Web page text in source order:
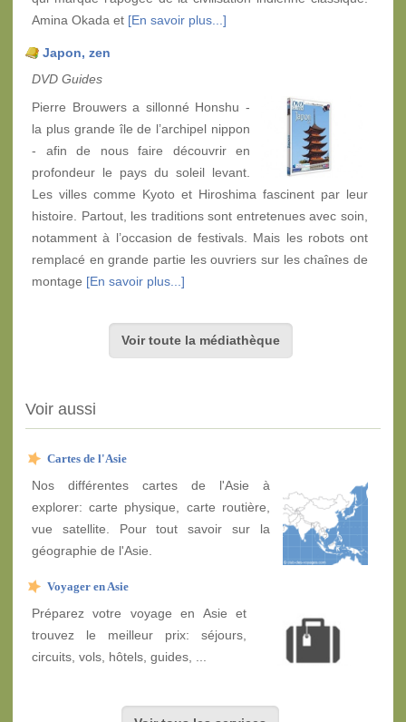
Amina Okada et [En savoir plus...]
Japon, zen
DVD Guides
Pierre Brouwers a sillonné Honshu -
la plus grande île de l’archipel nippon
- afin de nous faire découvrir en
profondeur le pays du soleil levant.
Les villes comme Kyoto et Hiroshima fascinent par leur
histoire. Partout, les traditions sont entretenues avec soin,
notamment à l’occasion de festivals. Mais les robots ont
remplacé en grande partie les ouvriers sur les chaînes de
montage [En savoir plus...]
Voir toute la médiathèque
Voir aussi
Cartes de l'Asie
Nos différentes cartes de l'Asie à
explorer: carte physique, carte routière,
vue satellite. Pour tout savoir sur la
géographie de l'Asie.
Voyager en Asie
Préparez votre voyage en Asie et
trouvez le meilleur prix: séjours,
circuits, vols, hôtels, guides, ...